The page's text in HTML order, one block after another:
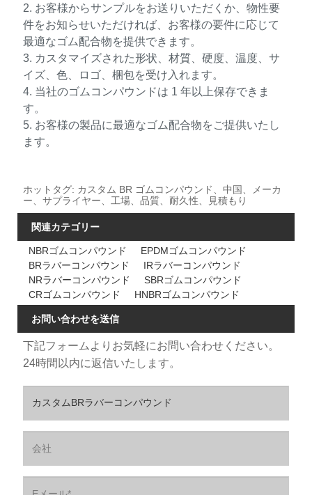
2. お客様からサンプルをお送りいただくか、物性要
件をお知らせいただければ、お客様の要件に応じて
最適なゴム配合物を提供できます。
3. カスタマイズされた形状、材質、硬度、温度、サ
イズ、色、ロゴ、梱包を受け入れます。
4. 当社のゴムコンパウンドは 1 年以上保存できま
す。
5. お客様の製品に最適なゴム配合物をご提供いたし
ます。
ホットタグ: カスタム BR ゴムコンパウンド、中国、メーカ
ー、サプライヤー、工場、品質、耐久性、見積もり
関連カテゴリー
NBRゴムコンパウンド
EPDMゴムコンパウンド
BRラバーコンパウンド
IRラバーコンパウンド
NRラバーコンパウンド
SBRゴムコンパウンド
CRゴムコンパウンド
HNBRゴムコンパウンド
お問い合わせを送信
下記フォームよりお気軽にお問い合わせください。
24時間以内に返信いたします。